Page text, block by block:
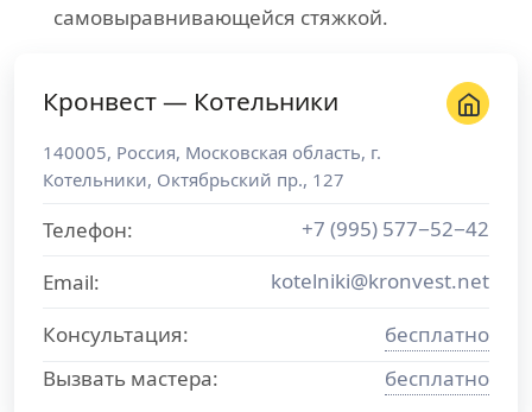
самовыравнивающейся стяжкой.
Кронвест — Котельники
140005, Россия, Московская область, г.
Котельники, Октябрьский пр., 127
Телефон:
+7 (995) 577−52−42
Email:
kotelniki@kronvest.net
Консультация:
бесплатно
Вызвать мастера:
бесплатно